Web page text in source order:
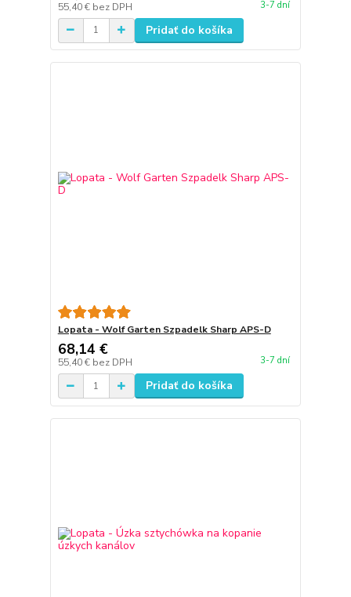
55,40 € bez DPH 3-7 dní
Pridať do košíka
Lopata - Wolf Garten Szpadelk Sharp APS-D
68,14 €
55,40 € bez DPH 3-7 dní
Pridať do košíka